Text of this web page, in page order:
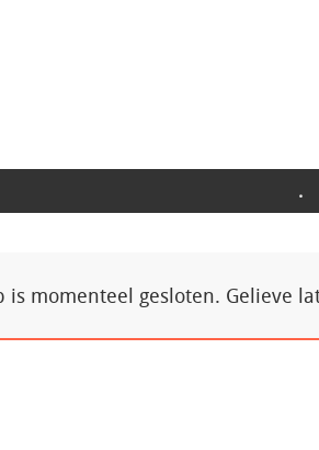
.
is momenteel gesloten. Gelieve